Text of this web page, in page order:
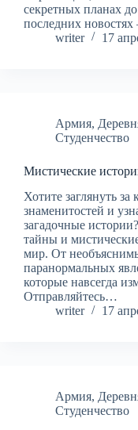
секретных планах
последних
writer
17
Армия,
Студенчество
Мистические
Хотите заглянуть
знаменитостей и
загадочные
тайны и
мир. От
паранормальных
которые навсегда
Отправляйтесь…
writer
17
Армия,
Студенчество